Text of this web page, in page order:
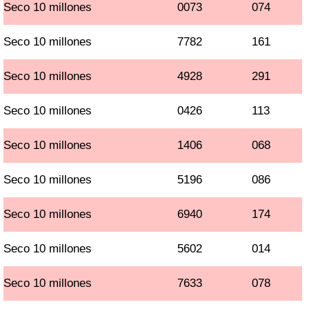
Seco 10 millones 0073 074
Seco 10 millones 7782 161
Seco 10 millones 4928 291
Seco 10 millones 0426 113
Seco 10 millones 1406 068
Seco 10 millones 5196 086
Seco 10 millones 6940 174
Seco 10 millones 5602 014
Seco 10 millones 7633 078